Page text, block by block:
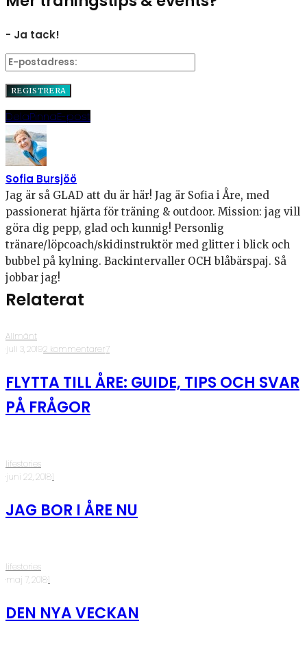
- Ja tack!
DelaPinnaE-post
Sofia Bursjöö
Jag är så GLAD att du är här! Jag är Sofia i Åre, med
passionerat hjärta för träning & outdoor. Mission: jag vill
göra dig pepp, glad och kunnig! Personlig
tränare/löpcoach/skidinstruktör med glitter i blick och
bubbel på kylning. Backintervaller OCH blåbärspaj. Så
jobbar jag!
Relaterat
Allmänt
·juli 3, 2019·2 kommentarer·7
FLYTTA TILL ÅRE: GUIDE, TIPS OCH SVAR
PÅ FRÅGOR
lifestories
·juni 22, 2018·1
JAG BOR I ÅRE NU
lifestories
·maj 7, 2018·1
DEN NYA VECKAN